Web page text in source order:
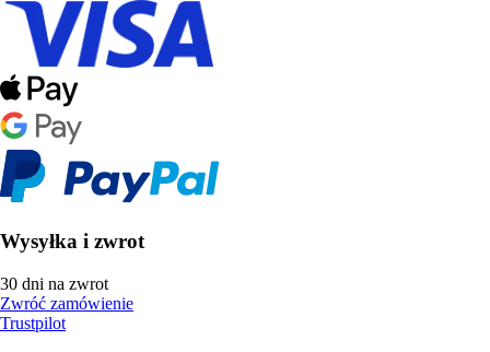
Wysyłka i zwrot
30 dni na zwrot
Zwróć zamówienie
Trustpilot